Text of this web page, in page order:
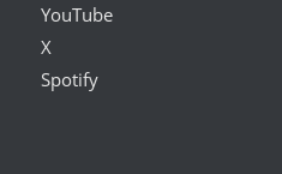
YouTube
X
Spotify